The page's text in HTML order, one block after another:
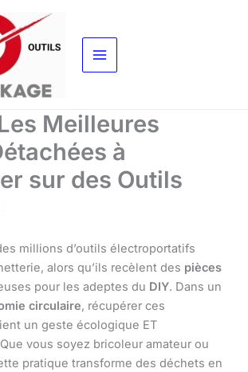
Meilleures
à
sur des Outils
millions d’outils électroportatifs
alors qu’ils recèlent des pièces
pour les adeptes du DIY. Dans un
circulaire, récupérer ces
un geste écologique ET
Que vous soyez bricoleur amateur ou
pratique transforme des déchets en